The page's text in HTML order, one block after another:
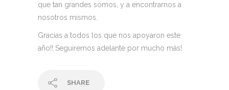
que tan grandes somos, y a encontrarnos a
nosotros mismos.
Gracias a todos los que nos apoyaron este
año!! Seguiremos adelante por mucho más!
SHARE